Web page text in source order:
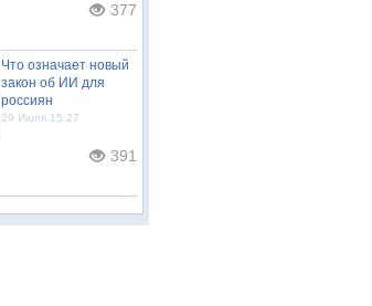
377
Что означает новый
закон об ИИ для
россиян
29 Июля 15:27
391